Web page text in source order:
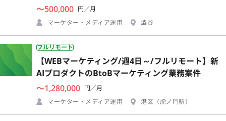
〜500,000 円／月
マーケター・メディア運用
澁谷
フルリモート
【WEBマーケティング/週4日～/フルリモート】新
AIプロダクトのBtoBマーケティング業務案件
〜1,280,000 円／月
マーケター・メディア運用
港区（虎ノ門駅）